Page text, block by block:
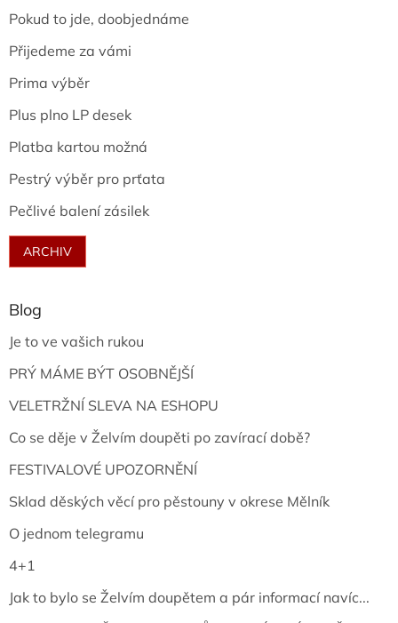
Pokud to jde, doobjednáme
Přijedeme za vámi
Prima výběr
Plus plno LP desek
Platba kartou možná
Pestrý výběr pro prťata
Pečlivé balení zásilek
ARCHIV
Blog
Je to ve vašich rukou
PRÝ MÁME BÝT OSOBNĚJŠÍ
VELETRŽNÍ SLEVA NA ESHOPU
Co se děje v Želvím doupěti po zavírací době?
FESTIVALOVÉ UPOZORNĚNÍ
Sklad děských věcí pro pěstouny v okrese Mělník
O jednom telegramu
4+1
Jak to bylo se Želvím doupětem a pár informací navíc...